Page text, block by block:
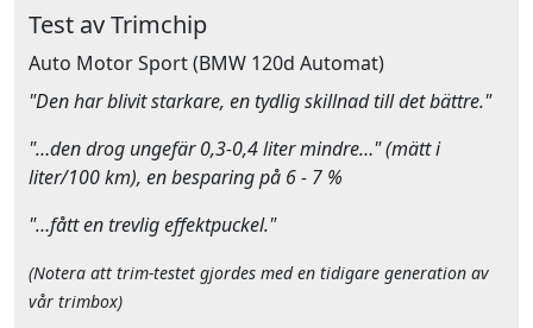
Test av Trimchip
Auto Motor Sport(BMW 120d Automat)
"Den har blivit starkare, en tydlig skillnad till det bättre."
"…den drog ungefär 0,3-0,4 liter mindre…" (mätt i
liter/100 km), en besparing på 6 - 7 %
"…fått en trevlig effektpuckel."
(Notera att trim-testet gjordes med en tidigare generation av
vår trimbox)